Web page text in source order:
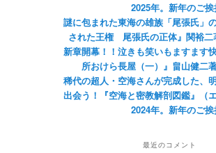
2025年。新年のご
謎に包まれた東海の雄族「尾張氏」
された王権 尾張氏の正体』関裕二
新章開幕！！泣きも笑いもますま
所おけら長屋（一）』畠山健二
稀代の超人・空海さんが完成した、
出会う！『空海と密教解剖図鑑』（
2024年。新年のご
最近のコメント